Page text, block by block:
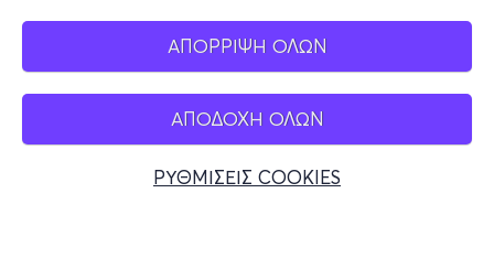
ΑΠΟΡΡΙΨΗ ΟΛΩΝ
ΑΠΟΔΟΧΗ ΟΛΩΝ
ΡΥΘΜΙΣΕΙΣ COOKIES
Mobile app